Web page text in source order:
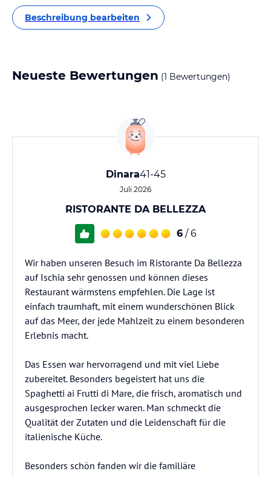
Beschreibung bearbeiten
Neueste Bewertungen (1 Bewertungen)
Dinara41-45
Juli 2026
RISTORANTE DA BELLEZZA
6 / 6
Wir haben unseren Besuch im Ristorante Da Bellezza
auf Ischia sehr genossen und können dieses
Restaurant wärmstens empfehlen. Die Lage ist
einfach traumhaft, mit einem wunderschönen Blick
auf das Meer, der jede Mahlzeit zu einem besonderen
Erlebnis macht.
Das Essen war hervorragend und mit viel Liebe
zubereitet. Besonders begeistert hat uns die
Spaghetti ai Frutti di Mare, die frisch, aromatisch und
ausgesprochen lecker waren. Man schmeckt die
Qualität der Zutaten und die Leidenschaft für die
italienische Küche.
Besonders schön fanden wir die familiäre